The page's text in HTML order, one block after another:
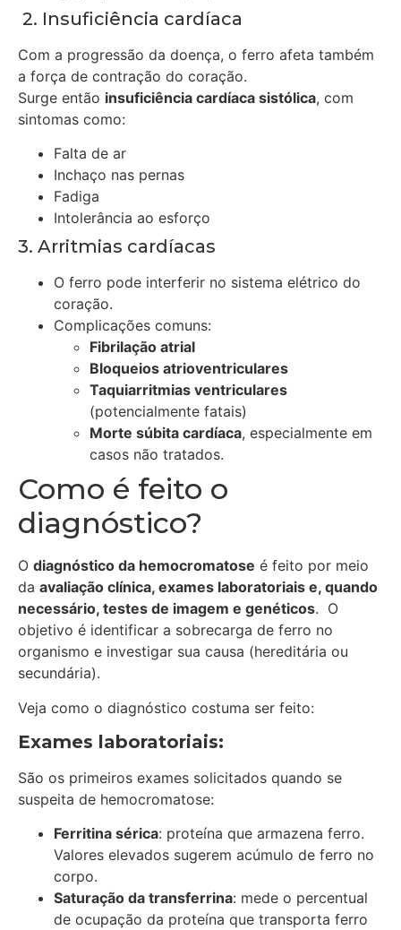
2. Insuficiência cardíaca
Com a progressão da doença, o ferro afeta também
a força de contração do coração.
Surge então insuficiência cardíaca sistólica, com
sintomas como:
Falta de ar
Inchaço nas pernas
Fadiga
Intolerância ao esforço
3. Arritmias cardíacas
O ferro pode interferir no sistema elétrico do
coração.
Complicações comuns:
Fibrilação atrial
Bloqueios atrioventriculares
Taquiarritmias ventriculares
(potencialmente fatais)
Morte súbita cardíaca, especialmente em
casos não tratados.
Como é feito o
diagnóstico?
O diagnóstico da hemocromatose é feito por meio
da avaliação clínica, exames laboratoriais e, quando
necessário, testes de imagem e genéticos. O
objetivo é identificar a sobrecarga de ferro no
organismo e investigar sua causa (hereditária ou
secundária).
Veja como o diagnóstico costuma ser feito:
Exames laboratoriais:
São os primeiros exames solicitados quando se
suspeita de hemocromatose:
Ferritina sérica: proteína que armazena ferro.
Valores elevados sugerem acúmulo de ferro no
corpo.
Saturação da transferrina: mede o percentual
de ocupação da proteína que transporta ferro